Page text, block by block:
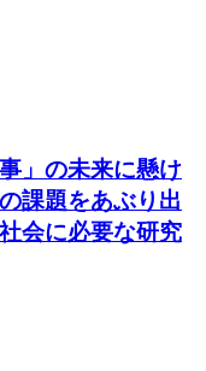
」の未来に懸け
課題をあぶり出
会に必要な研究